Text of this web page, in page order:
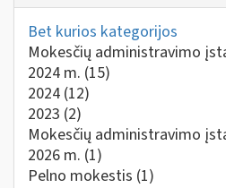
Bet kurios kategorijos
Mokesčių administravimo
2024 m. (15)
2024 (12)
2023 (2)
Mokesčių administravimo
2026 m. (1)
Pelno mokestis (1)